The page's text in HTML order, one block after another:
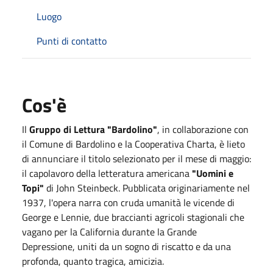
Luogo
Punti di contatto
Cos'è
Il Gruppo di Lettura "Bardolino", in collaborazione con
il Comune di Bardolino e la Cooperativa Charta, è lieto
di annunciare il titolo selezionato per il mese di maggio:
il capolavoro della letteratura americana"Uomini e
Topi" di John Steinbeck. Pubblicata originariamente nel
1937, l'opera narra con cruda umanità le vicende di
George e Lennie, due braccianti agricoli stagionali che
vagano per la California durante la Grande
Depressione, uniti da un sogno di riscatto e da una
profonda, quanto tragica, amicizia.